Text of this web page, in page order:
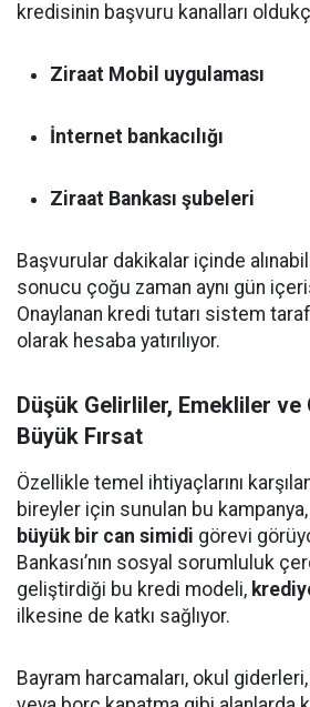
kredisinin başvuru kanalları
Ziraat Mobil uygulaması
İnternet bankacılığı
Ziraat Bankası şubeleri
Başvurular dakikalar içinde
sonucu çoğu zaman aynı gün
Onaylanan kredi tutarı sistem
olarak hesaba yatırılıyor.
Düşük Gelirliler, Emekliler
Büyük Fırsat
Özellikle temel ihtiyaçlarını
bireyler için sunulan bu kampanya,
büyük bir can simidi görevi
Bankası’nın sosyal sorumluluk
geliştirdiği bu kredi modeli,
ilkesine de katkı sağlıyor.
Bayram harcamaları, okul